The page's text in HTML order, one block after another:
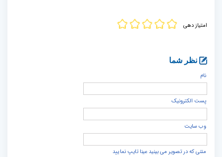
امتیاز دهی
نظر شما
نام
پست الكترونيک
وب سایت
متنی که در تصویر می بینید عینا تایپ نمایید